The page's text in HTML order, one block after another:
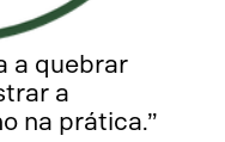
a quebrar
a
na prática.”